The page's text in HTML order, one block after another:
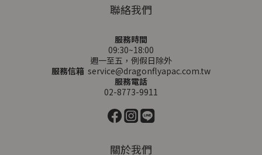
聯絡我們
服務時間
09:30~18:00
週一至五，例假日除外
服務信箱 service@dragonflyapac.com.tw
服務電話
02-8773-9911
關於我們